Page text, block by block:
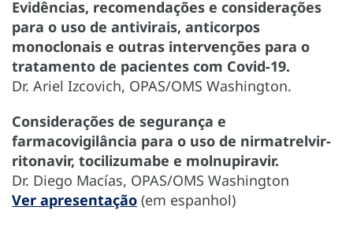
Evidências, recomendações e considerações
para o uso de antivirais, anticorpos
monoclonais e outras intervenções para o
tratamento de pacientes com Covid-19.
Dr. Ariel Izcovich, OPAS/OMS Washington.
Considerações de segurança e
farmacovigilância para o uso de nirmatrelvir-
ritonavir, tocilizumabe e molnupiravir.
Dr. Diego Macías, OPAS/OMS Washington
Ver apresentação (em espanhol)